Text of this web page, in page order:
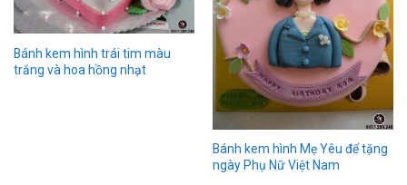
Bánh kem hình trái tim màu
trắng và hoa hồng nhạt
Bánh kem hình Mẹ Yêu để tặng
ngày Phụ Nữ Việt Nam